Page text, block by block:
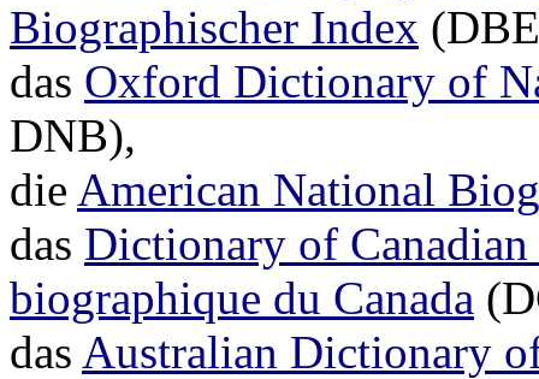
Biographischer Index
das Oxford Dictionary of
DNB),
die American National
das Dictionary of
biographique du Canada
das Australian Dictionary